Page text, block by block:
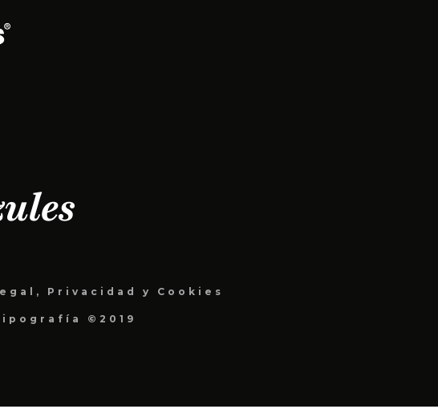
Privacidad y Cookies
©2019